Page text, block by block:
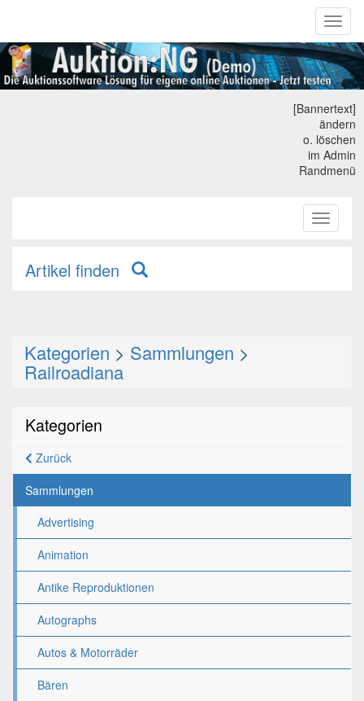
[Bannertext]
ändern
o. löschen
im Admin
Randmenü
Toggle
primary
Artikel finden
Kategorien > Sammlungen >
Railroadiana
Kategorien
Zurück
Sammlungen
Advertising
Animation
Antike Reproduktionen
Autographs
Autos & Motorräder
Bären